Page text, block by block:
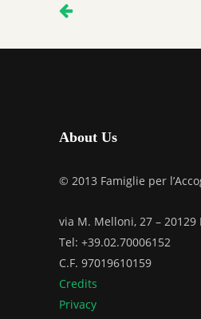
About Us
© 2013 Famiglie per
via M. Melloni, 27 – 20129
Tel: +39.02.70006152
C.F. 97019610159
Credits
Privacy